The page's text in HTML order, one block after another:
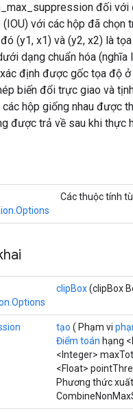
đối
với các hộp đã
(y1, x1) và (y2, x2) là
dạng chuẩn hóa
định được gốc tọa độ
biến đổi trực giao và
hộp giống nhau được
được trả về sau khi thực
Các thuộc tính
clipBox(clipBox
tạo ( Phạm vi
Điểm toán hạng
<Integer>
<Float>
Phương thức